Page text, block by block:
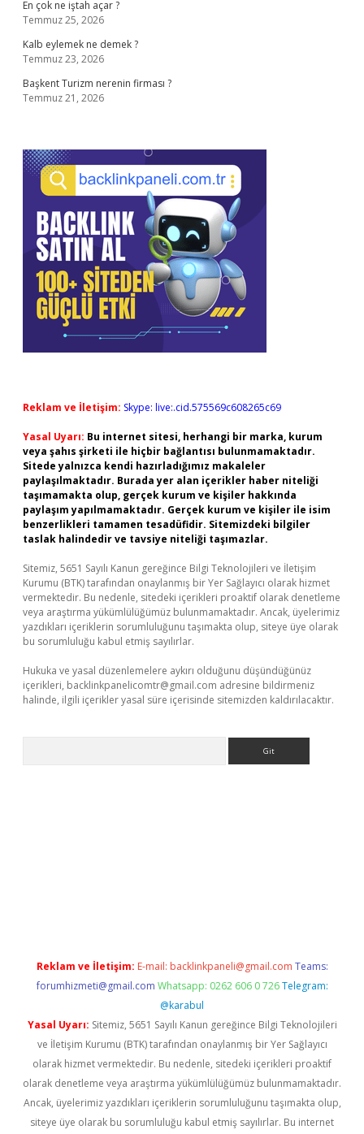
En çok ne iştah açar ?
Temmuz 25, 2026
Kalb eylemek ne demek ?
Temmuz 23, 2026
Başkent Turizm nerenin firması ?
Temmuz 21, 2026
Reklam ve İletişim: Skype: live:.cid.575569c608265c69
Yasal Uyarı: Bu internet sitesi, herhangi bir marka, kurum
veya şahıs şirketi ile hiçbir bağlantısı bulunmamaktadır.
Sitede yalnızca kendi hazırladığımız makaleler
paylaşılmaktadır. Burada yer alan içerikler haber niteliği
taşımamakta olup, gerçek kurum ve kişiler hakkında
paylaşım yapılmamaktadır. Gerçek kurum ve kişiler ile isim
benzerlikleri tamamen tesadüfidir. Sitemizdeki bilgiler
taslak halindedir ve tavsiye niteliği taşımazlar.
Sitemiz, 5651 Sayılı Kanun gereğince Bilgi Teknolojileri ve İletişim
Kurumu (BTK) tarafından onaylanmış bir Yer Sağlayıcı olarak hizmet
vermektedir. Bu nedenle, sitedeki içerikleri proaktif olarak denetleme
veya araştırma yükümlülüğümüz bulunmamaktadır. Ancak, üyelerimiz
yazdıkları içeriklerin sorumluluğunu taşımakta olup, siteye üye olarak
bu sorumluluğu kabul etmiş sayılırlar.
Hukuka ve yasal düzenlemelere aykırı olduğunu düşündüğünüz
içerikleri, backlinkpanelicomtr@gmail.com adresine bildirmeniz
halinde, ilgili içerikler yasal süre içerisinde sitemizden kaldırılacaktır.
Reklam ve İletişim: E-mail: backlinkpaneli@gmail.com Teams:
forumhizmeti@gmail.com Whatsapp: 0262 606 0 726 Telegram:
@karabul
Yasal Uyarı: Sitemiz, 5651 Sayılı Kanun gereğince Bilgi Teknolojileri
ve İletişim Kurumu (BTK) tarafından onaylanmış bir Yer Sağlayıcı
olarak hizmet vermektedir. Bu nedenle, sitedeki içerikleri proaktif
olarak denetleme veya araştırma yükümlülüğümüz bulunmamaktadır.
Ancak, üyelerimiz yazdıkları içeriklerin sorumluluğunu taşımakta olup,
siteye üye olarak bu sorumluluğu kabul etmiş sayılırlar. Bu internet